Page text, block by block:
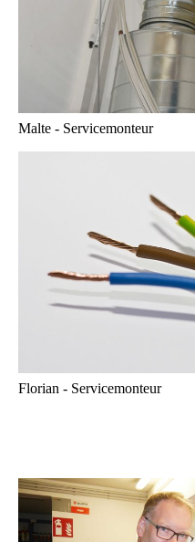
Malte - Servicemonteur
Florian - Servicemonteur